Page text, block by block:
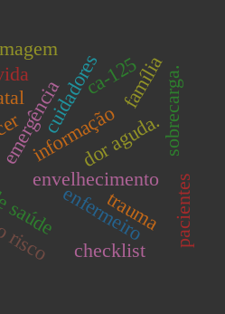
envelhecimento
enfermeiro
informaçãodor aguda.
cuidadores sobrecarga.
trauma
ca-125
checklist
família
pacientes